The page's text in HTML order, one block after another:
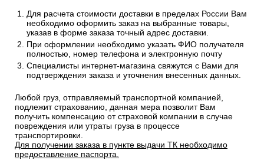
Для расчета стоимости доставки в пределах России Вам
необходимо оформить заказ на выбранные товары,
указав в форме заказа точный адрес доставки.
При оформлении необходимо указать ФИО получателя
полностью, номер телефона и электронную почту
Специалисты интернет-магазина свяжутся с Вами для
подтверждения заказа и уточнения внесенных данных.
Любой груз, отправляемый транспортной компанией,
подлежит страхованию, данная мера позволит Вам
получить компенсацию от страховой компании в случае
повреждения или утраты груза в процессе
транспортировки.
Для получении заказа в пункте выдачи ТК необходимо
предоставление паспорта.